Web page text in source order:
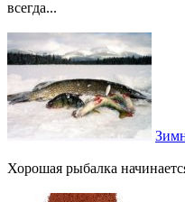
всегда...
Хорошая рыбалка